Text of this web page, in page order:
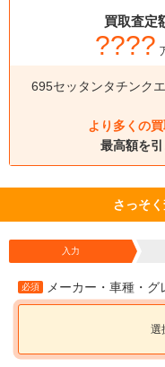
買取査定
????
695セッタンタチンク
より多くの
最高額を
さっそ
入力
必須 メーカー・車種・グ
選